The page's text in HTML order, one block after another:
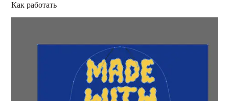
Как работать